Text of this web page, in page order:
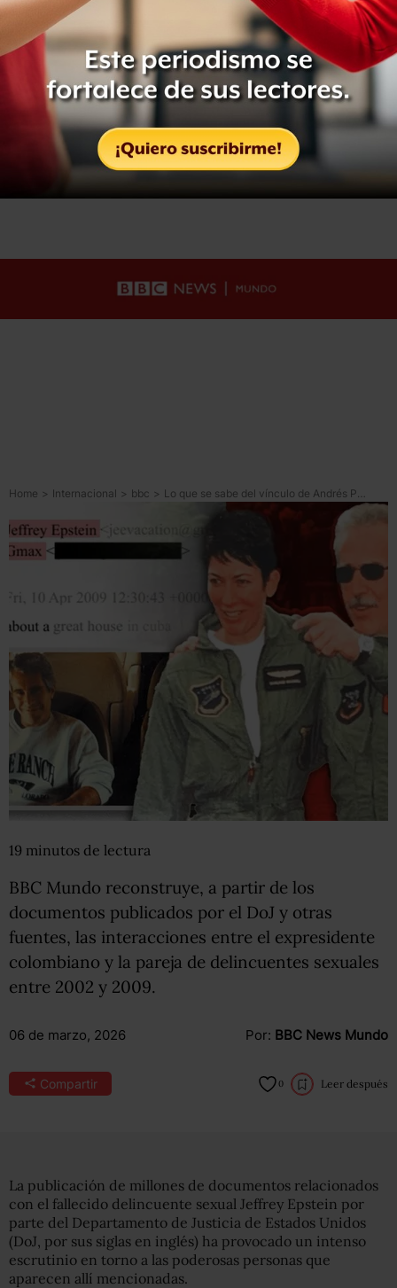
Home > Internacional > bbc >
19 minutos de lectura
BBC Mundo reconstruye, a partir de los
documentos publicados por el DoJ y otras
fuentes, las interacciones entre el expresidente
colombiano y la pareja de delincuentes sexuales
entre 2002 y 2009.
06 de marzo, 2026 Por: BBC News Mundo
Compartir 0 Leer después
La publicación de millones de documentos relacionados
con el fallecido delincuente sexual Jeffrey Epstein por
parte del Departamento de Justicia de Estados Unidos
(DoJ, por sus siglas en inglés) ha provocado un intenso
escrutinio en torno a las poderosas personas que
aparecen allí mencionadas.